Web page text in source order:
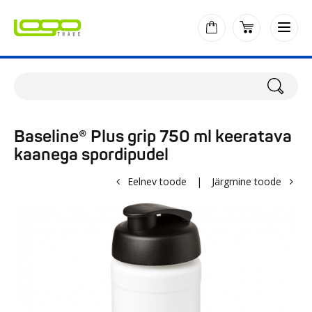
Baseline® Plus grip 750 ml keeratava
kaanega spordipudel
Eelnev toode | Järgmine toode